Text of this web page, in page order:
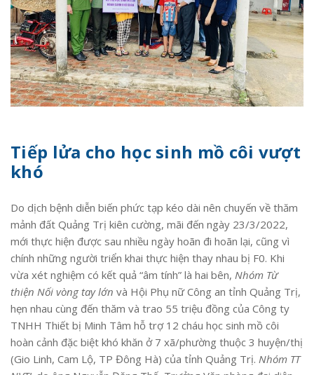
Tiếp lửa cho học sinh mồ côi vượt
khó
Do dịch bệnh diễn biến phức tạp kéo dài nên chuyến về thăm
mảnh đất Quảng Trị kiên cường, mãi đến ngày 23/3/2022,
mới thực hiện được sau nhiều ngày hoãn đi hoãn lại, cũng vì
chính những người triển khai thực hiện thay nhau bị F0. Khi
vừa xét nghiệm có kết quả “âm tính” là hai bên, Nhóm Từ
thiện Nối vòng tay lớn và Hội Phụ nữ Công an tỉnh Quảng Trị,
hẹn nhau cùng đến thăm và trao 55 triệu đồng của Công ty
TNHH Thiết bị Minh Tâm hỗ trợ 12 cháu học sinh mồ côi
hoàn cảnh đặc biệt khó khăn ở 7 xã/phường thuộc 3 huyện/thị
(Gio Linh, Cam Lộ, TP Đông Hà) của tỉnh Quảng Trị. Nhóm TT